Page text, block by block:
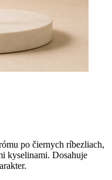
po čiernych ríbezliach,
kyselinami. Dosahuje